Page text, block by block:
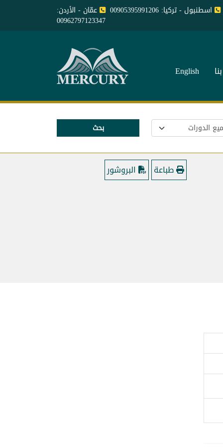
اسطنبول - تركيا: 00905395991206 عمّان - الأردن:
00962797123347
English
بحث
طباعة البروشور